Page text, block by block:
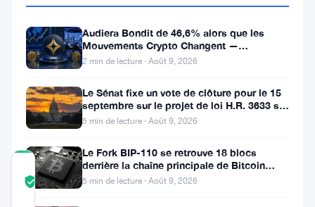
crypto
avertissant
contre
trading
24/7
ailleurs
COMMUNITY
TRUST
Vérifié
Audiera Bondit de 46,6% alors que les
Mouvements Crypto Changent —
Mouvements Quotidiens 9 Août
2 min de lecture · Août 9, 2026
Le Sénat fixe un vote de clôture pour le 15
septembre sur le projet de loi H.R. 3633 sur
le marché des cryptos
5 min de lecture · Août 9, 2026
Le Fork BIP-110 se retrouve 18 blocs
derrière la chaîne principale de Bitcoin
après la scission des Roughnecks
5 min de lecture · Août 9, 2026